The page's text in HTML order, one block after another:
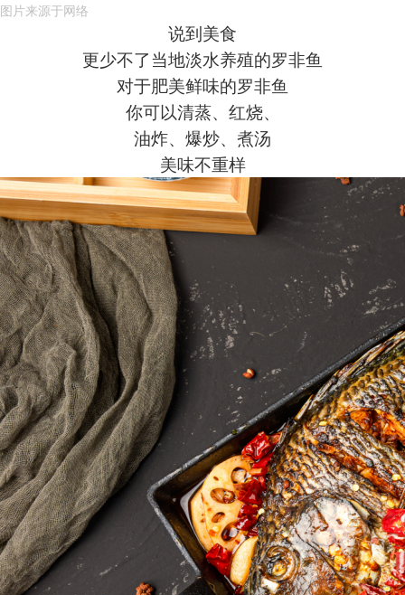
图片来源于网络
说到美食
更少不了当地淡水养殖的罗非鱼
对于肥美鲜味的罗非鱼
你可以清蒸、红烧、
油炸、爆炒、煮汤
美味不重样